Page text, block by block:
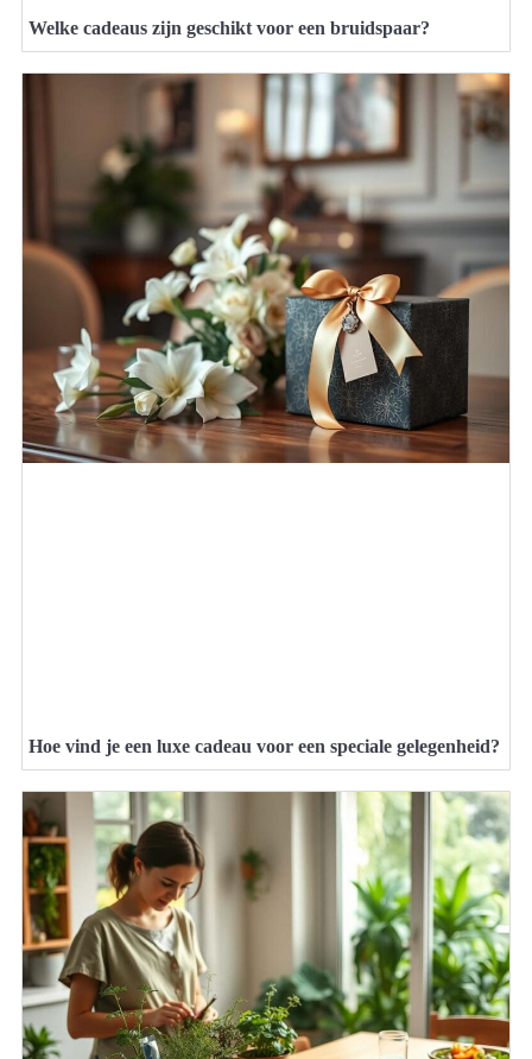
Welke cadeaus zijn geschikt voor een bruidspaar?
Hoe vind je een luxe cadeau voor een speciale gelegenheid?